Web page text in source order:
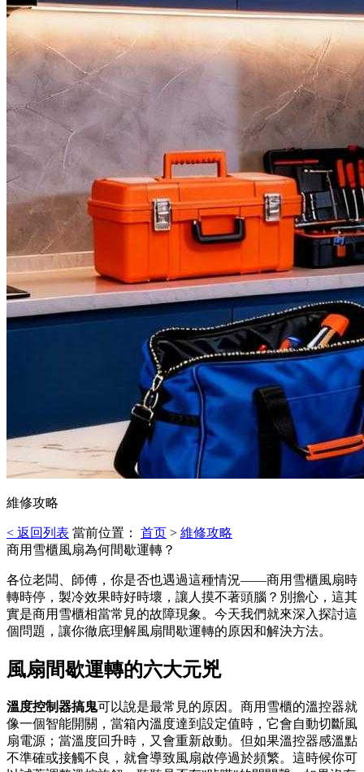
維修攻略
< 返回列表 當前位置： 首页 > 維修攻略
商用雪櫃風扇為何間歇運轉？
各位老闆、師傅，你是否也遇過這種情況——商用雪櫃風扇時
轉時停，製冷效果時好時壞，讓人摸不著頭腦？別擔心，這其
實是商用雪櫃相當常見的故障現象。今天我們就來深入探討這
個問題，讓你徹底理解風扇間歇運轉的原因和解決方法。
風扇間歇運轉的六大元兇
溫度控制器搞鬼可以說是最常見的原因。商用雪櫃的溫控器就
像一個智能開關，當箱內溫度達到設定值時，它會自動切斷風
扇電源；當溫度回升時，又會重新啟動。但如果溫控器感溫點
不準確或接觸不良，就會導致風扇啟停過於頻繁。這時候你可